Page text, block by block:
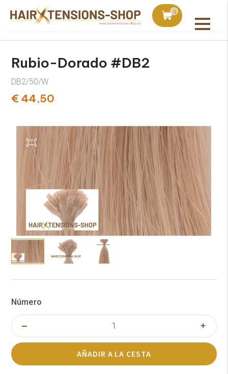
0
con pedidos superiores a 75€ Pedido hoy, enviado
Todos los productos
Rubio-Dorado #DB2
DB2/50/W
€ 44,50
Número
AÑADIR A LA CESTA